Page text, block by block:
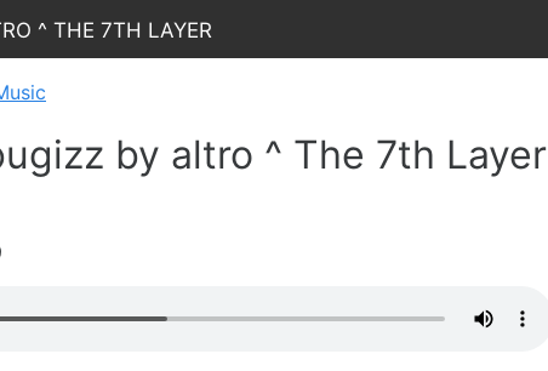
^ The 7th Layer
by altro ^ The 7th Layer